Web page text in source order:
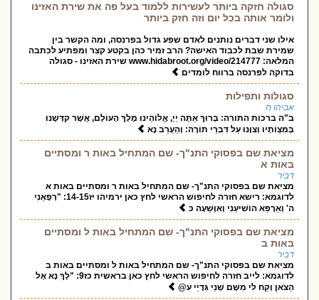
סגולה חזקה ביותר לעשירות ללמוד בעל פה את שירת האזינו
ולומר אותה בכל יום וזה חזק ביותר
אילו שני דברים נותנים לאדם שפע גדול בפרנסה, ומה הקשר בין
שמירת שבת לכבוד האישה? הרב זמיר כהן בקטע קצר ומפתיע לכתבה
המלאה: www.hidabroot.org/video/214777 שירת האזינו - סגולה
בדוקה לפרנסה ברווח לומדים
סגולות ותפילות
אביהו ח
ב"ה ברכות התורה: בָּרוּךְ אַתָּה יְיָ, אֱלוֹהֵינוּ מֶלֶךְ הָעוֹלָם, אֲשֶׁר קִדְּשָׁנוּ
בְּמִצְוֹתָיו וְצִוָּנוּ עַל דִּבְרֵי תוֹרָה: וְהַעֲרֵב נָא
מציאת שם בפסוקי התנ"ך- שם המתחיל באות ר ומסתיים
באות א
דביר
מציאת שם בפסוקי התנ"ך- שם המתחיל באות ר ומסתיים באות א
לדוגמא: רישא חזרה לחיפוש הראשי לחץ כאן ירמיהו יז14-15: "רְפָאֵנִי
ה' וְאֵרָפֵא הוֹשִׁיעֵנִי וְאִוָּשֵׁעָה כּ
מציאת שם בפסוקי התנ"ך- שם המתחיל באות ל ומסתיים
באות ב
דביר
מציאת שם בפסוקי התנ"ך- שם המתחיל באות ל ומסתיים באות ב
לדוגמא: לייב חזרה לחיפוש הראשי לחץ כאן בראשית כז9: "לֶךְ נָא אֶל
הַצֹּאן וְקַח לִי מִשָּׁם שְׁנֵי גְּדָיֵי עִ@